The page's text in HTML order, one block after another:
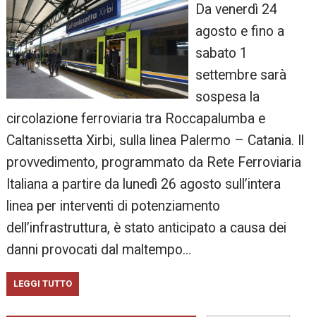
Da venerdì 24
agosto e fino a
sabato 1
settembre sarà
sospesa la
circolazione ferroviaria tra Roccapalumba e
Caltanissetta Xirbi, sulla linea Palermo – Catania. Il
provvedimento, programmato da Rete Ferroviaria
Italiana a partire da lunedì 26 agosto sull’intera
linea per interventi di potenziamento
dell’infrastruttura, è stato anticipato a causa dei
danni provocati dal maltempo…
LEGGI TUTTO